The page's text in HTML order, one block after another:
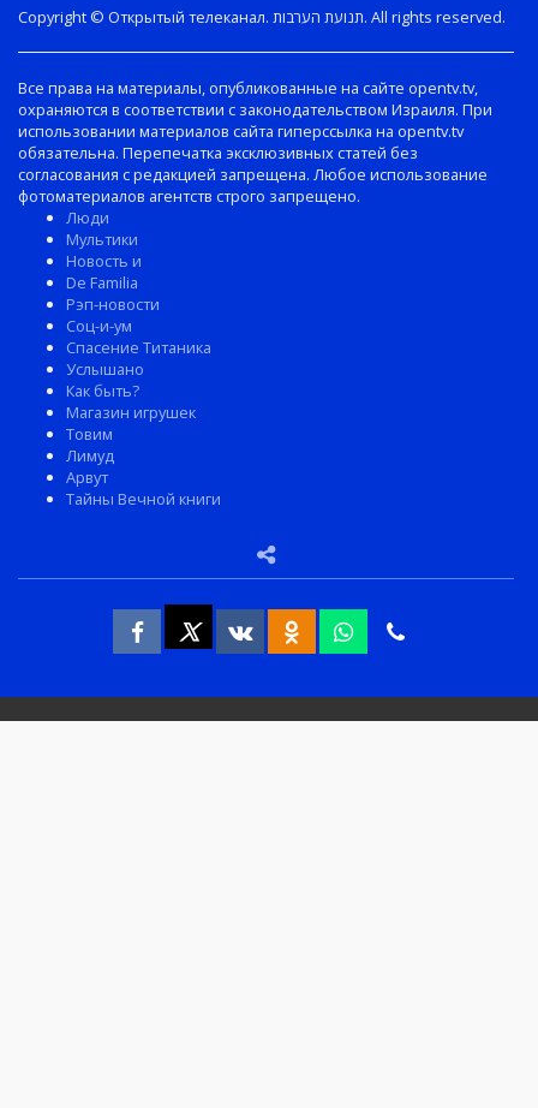
Copyright © Открытый телеканал. תנועת הערבות. All rights reserved.
Все права на материалы, опубликованные на сайте opentv.tv,
охраняются в соответствии с законодательством Израиля. При
использовании материалов сайта гиперссылка на opentv.tv
обязательна. Перепечатка эксклюзивных статей без
согласования с редакцией запрещена. Любое использование
фотоматериалов агентств строго запрещено.
Люди
Мультики
Новость и
De Familia
Рэп-новости
Соц-и-ум
Спасение Титаника
Услышано
Как быть?
Магазин игрушек
Товим
Лимуд
Арвут
Тайны Вечной книги